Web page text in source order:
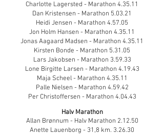
Charlotte Lagersted - Marathon 4.35.11
Dan Kristensen - Marathon 5.03.21
Heidi Jensen - Marathon 4.57.05
Jon Holm Hansen - Marathon 4.35.11
Jonas Aagaard Madsen - Marathon 4.35.11
Kirsten Bonde - Marathon 5.31.05
Lars Jakobsen - Marathon 3.59.33
Lone Birgitte Larsen - Marathon 4.19.43
Maja Scheel - Marathon 4.35.11
Palle Nielsen - Marathon 4.59.42
Per Christoffersen - Marathon 4.04.43
Halv Marathon
Allan Brønnum - Halv Marathon 2.12.50
Anette Lauenborg - 31,8 km. 3.26.30